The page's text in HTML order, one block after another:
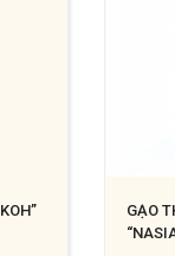
GẠO